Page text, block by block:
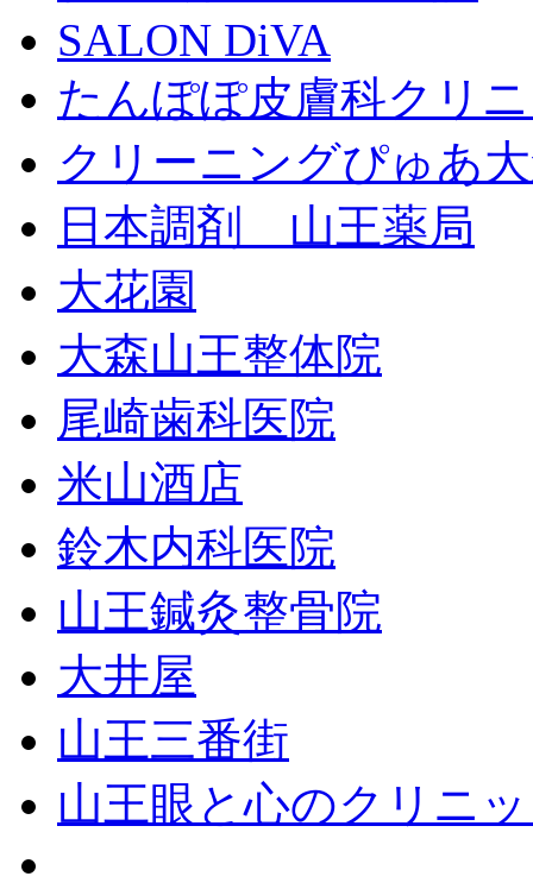
SALON DiVA
たんぽぽ皮膚科クリ
クリーニングぴゅあ
日本調剤 山王薬局
大花園
大森山王整体院
尾崎歯科医院
米山酒店
鈴木内科医院
山王鍼灸整骨院
大井屋
山王三番街
山王眼と心のクリニ